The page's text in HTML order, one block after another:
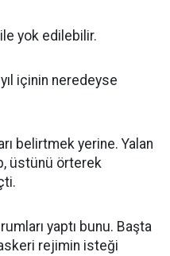
yok edilebilir.
içinin neredeyse
belirtmek yerine. Yalan
üstünü örterek
yaptı bunu. Başta
rejimin isteği